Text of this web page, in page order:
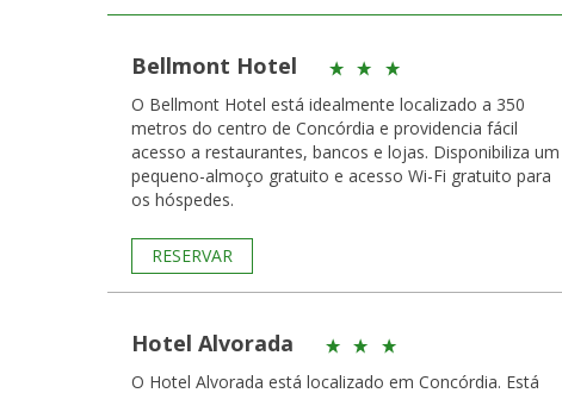
Bellmont Hotel
O Bellmont Hotel está idealmente localizado a 350
metros do centro de Concórdia e providencia fácil
acesso a restaurantes, bancos e lojas. Disponibiliza um
pequeno-almoço gratuito e acesso Wi-Fi gratuito para
os hóspedes.
RESERVAR
Hotel Alvorada
O Hotel Alvorada está localizado em Concórdia. Está